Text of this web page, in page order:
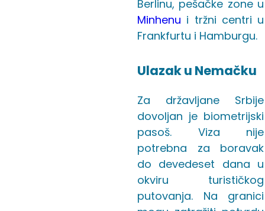
Berlinu, pešačke zone u
Minhenu i tržni centri u
Frankfurtu i Hamburgu.
Ulazak u Nemačku
Za državljane Srbije
dovoljan je biometrijski
pasoš. Viza nije
potrebna za boravak
do devedeset dana u
okviru turističkog
putovanja. Na granici